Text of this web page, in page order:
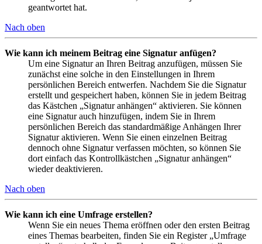
geantwortet hat.
Nach oben
Wie kann ich meinem Beitrag eine Signatur anfügen?
Um eine Signatur an Ihren Beitrag anzufügen, müssen Sie
zunächst eine solche in den Einstellungen in Ihrem
persönlichen Bereich entwerfen. Nachdem Sie die Signatur
erstellt und gespeichert haben, können Sie in jedem Beitrag
das Kästchen „Signatur anhängen“ aktivieren. Sie können
eine Signatur auch hinzufügen, indem Sie in Ihrem
persönlichen Bereich das standardmäßige Anhängen Ihrer
Signatur aktivieren. Wenn Sie einen einzelnen Beitrag
dennoch ohne Signatur verfassen möchten, so können Sie
dort einfach das Kontrollkästchen „Signatur anhängen“
wieder deaktivieren.
Nach oben
Wie kann ich eine Umfrage erstellen?
Wenn Sie ein neues Thema eröffnen oder den ersten Beitrag
eines Themas bearbeiten, finden Sie ein Register „Umfrage